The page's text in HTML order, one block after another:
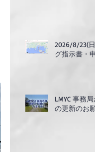
2026/8/23(
グ指示書・
LMYC 事務
の更新のお